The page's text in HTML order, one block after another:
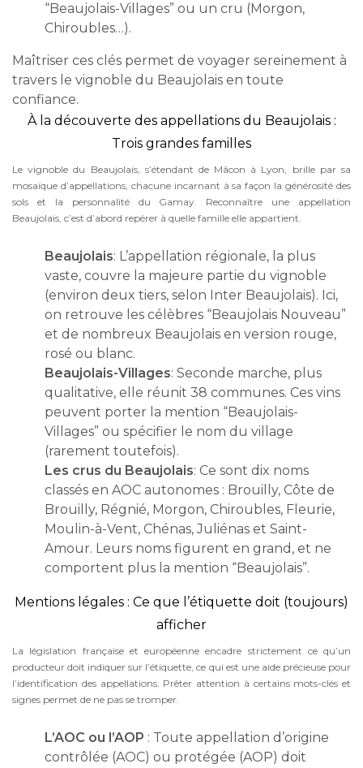
“Beaujolais-Villages” ou un cru (Morgon,
Chiroubles…).
Maîtriser ces clés permet de voyager sereinement à
travers le vignoble du Beaujolais en toute
confiance.
À la découverte des appellations du Beaujolais :
Trois grandes familles
Le vignoble du Beaujolais, s’étendant de Mâcon à Lyon, brille par sa
mosaïque d’appellations, chacune incarnant à sa façon la générosité des
sols et la personnalité du Gamay. Reconnaître une appellation
Beaujolais, c’est d’abord repérer à quelle famille elle appartient.
Beaujolais: L’appellation régionale, la plus
vaste, couvre la majeure partie du vignoble
(environ deux tiers, selon Inter Beaujolais). Ici,
on retrouve les célèbres “Beaujolais Nouveau”
et de nombreux Beaujolais en version rouge,
rosé ou blanc.
Beaujolais-Villages: Seconde marche, plus
qualitative, elle réunit 38 communes. Ces vins
peuvent porter la mention “Beaujolais-
Villages” ou spécifier le nom du village
(rarement toutefois).
Les crus du Beaujolais: Ce sont dix noms
classés en AOC autonomes : Brouilly, Côte de
Brouilly, Régnié, Morgon, Chiroubles, Fleurie,
Moulin-à-Vent, Chénas, Juliénas et Saint-
Amour. Leurs noms figurent en grand, et ne
comportent plus la mention “Beaujolais”.
Mentions légales : Ce que l’étiquette doit (toujours)
afficher
La législation française et européenne encadre strictement ce qu’un
producteur doit indiquer sur l’étiquette, ce qui est une aide précieuse pour
l’identification des appellations. Prêter attention à certains mots-clés et
signes permet de ne pas se tromper.
L’AOC ou l’AOP : Toute appellation d’origine
contrôlée (AOC) ou protégée (AOP) doit